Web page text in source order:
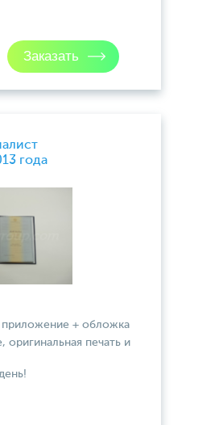
года
+ обложка
оригинальная печать и